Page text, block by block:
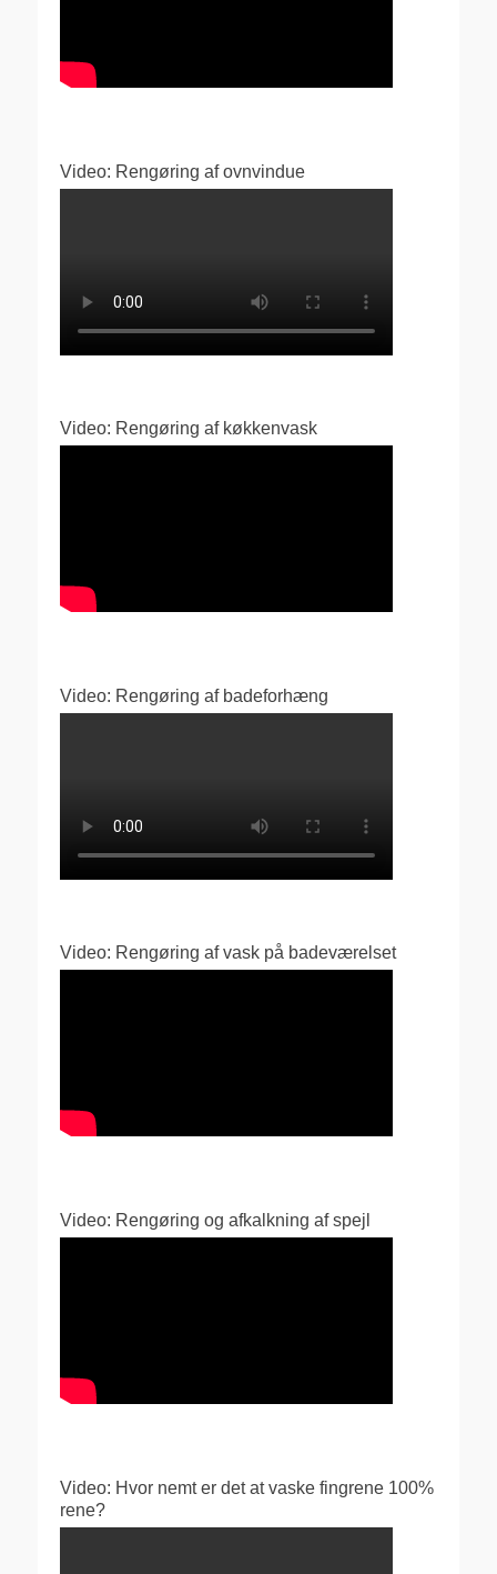
Video: Rengøring af ovnvindue
Video: Rengøring af køkkenvask
Video: Rengøring af badeforhæng
Video: Rengøring af vask på badeværelset
Video: Rengøring og afkalkning af spejl
Video: Hvor nemt er det at vaske fingrene 100%
rene?